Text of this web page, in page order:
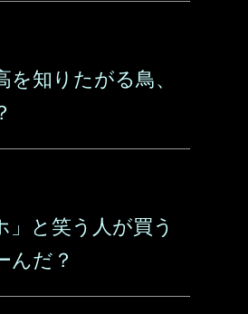
を知りたがる鳥、
」と笑う人が買う
んだ？